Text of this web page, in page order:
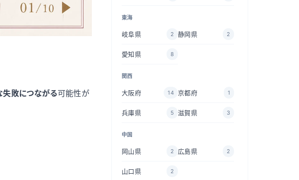
失敗につながる可能性が
東海
岐阜県 2 静岡県 2
愛知県 8
関西
大阪府 14 京都府 1
兵庫県 5 滋賀県 3
中国
岡山県 2 広島県 2
山口県 2